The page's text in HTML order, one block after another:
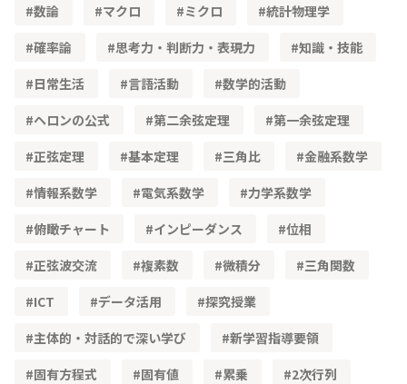
数論
マクロ ミクロ
統計物理学
確率論
思考力・判断力・表現力
知識・技能
日常生活
言語活動
数学的活動
ヘロンの公式
第二余弦定理
第一余弦定理
正弦定理
基本定理 三角比
金融系数学
情報系数学
電気系数学
力学系数学
俯瞰チャート
インピーダンス
位相
正弦波交流
複素数 微積分
三角関数
ICT
データ活用
探究授業
主体的・対話的で深い学び
新学習指導要領
固有方程式
固有値 累乗
2次行列